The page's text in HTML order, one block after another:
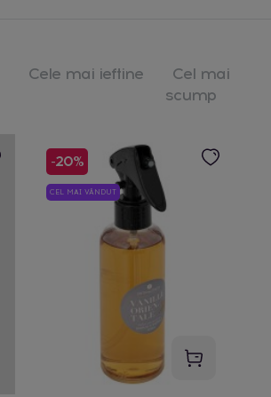
Cele mai ieftine
Cel mai
scump
-20%
CEL MAI VÂNDUT